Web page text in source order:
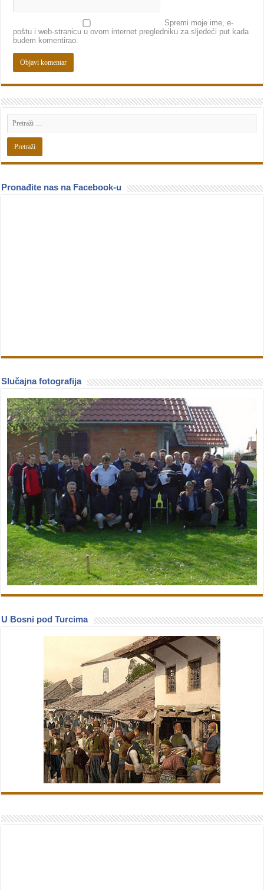
Spremi moje ime, e-
poštu i web-stranicu u ovom internet pregledniku za sljedeći put kada
budem komentirao.
Pronađite nas na Facebook-u
Slučajna fotografija
U Bosni pod Turcima